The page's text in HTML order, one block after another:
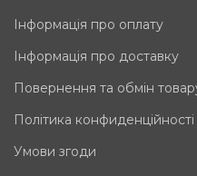
Інформація про оплату
Інформація про доставку
Повернення та обмін
Політика конфиденційності
Умови згоди